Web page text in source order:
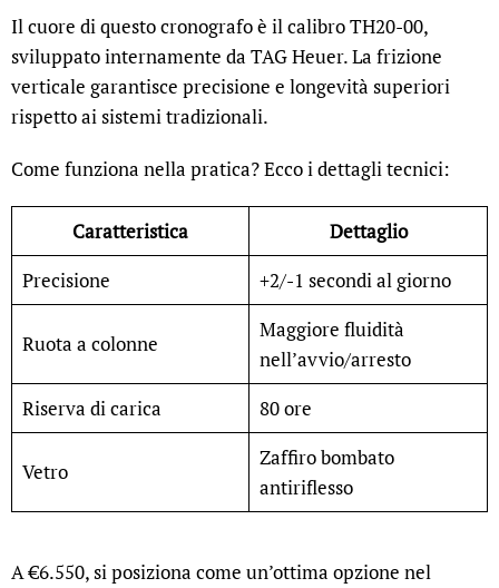
Il cuore di questo cronografo è il calibro TH20-00,
sviluppato internamente da TAG Heuer. La frizione
verticale garantisce precisione e longevità superiori
rispetto ai sistemi tradizionali.
Come funziona nella pratica? Ecco i dettagli tecnici:
Caratteristica
Dettaglio
Precisione
+2/-1 secondi al giorno
Ruota a colonne
Maggiore fluidità
nell’avvio/arresto
Riserva di carica
80 ore
Vetro
Zaffiro bombato
antiriflesso
A €6.550, si posiziona come un’ottima opzione nel